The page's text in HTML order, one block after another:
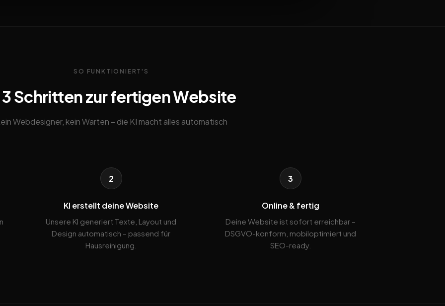
SO FUNKTIONIERT'S
3 Schritten zur fertigen Website
Webdesigner, kein Warten – die KI macht alles automatisch
2
KI erstellt deine Website
Unsere KI generiert Texte, Layout und
Design automatisch – passend für
Hausreinigung.
3
Online & fertig
Deine Website ist sofort erreichbar –
DSGVO-konform, mobiloptimiert und
SEO-ready.